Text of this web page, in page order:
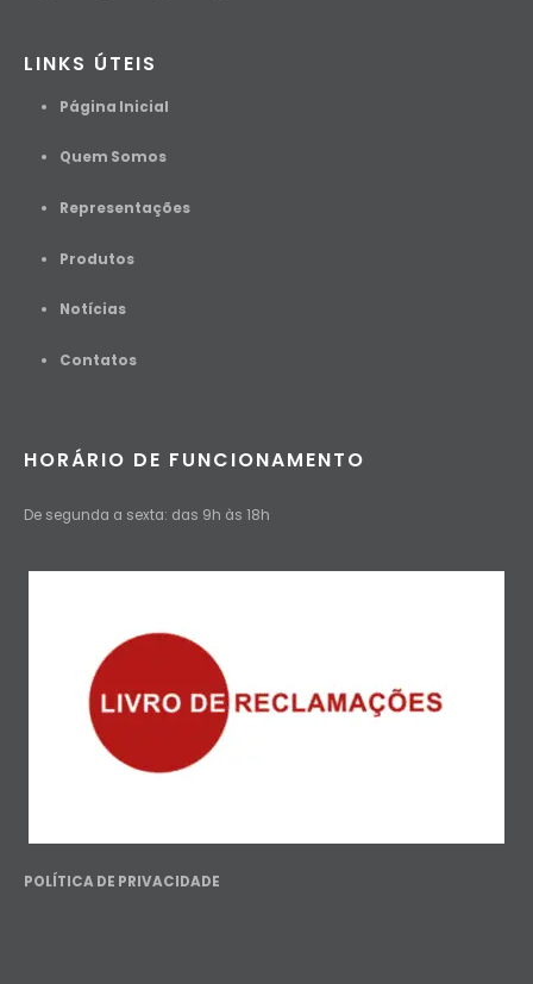
LINKS ÚTEIS
Página Inicial
Quem Somos
Representações
Produtos
Notícias
Contatos
HORÁRIO DE FUNCIONAMENTO
De segunda a sexta: das 9h às 18h
POLÍTICA DE PRIVACIDADE